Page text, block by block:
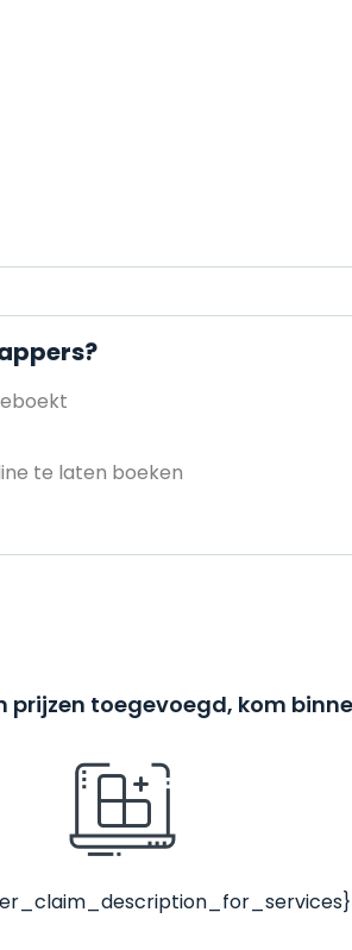
te laten boeken
prijzen toegevoegd, kom